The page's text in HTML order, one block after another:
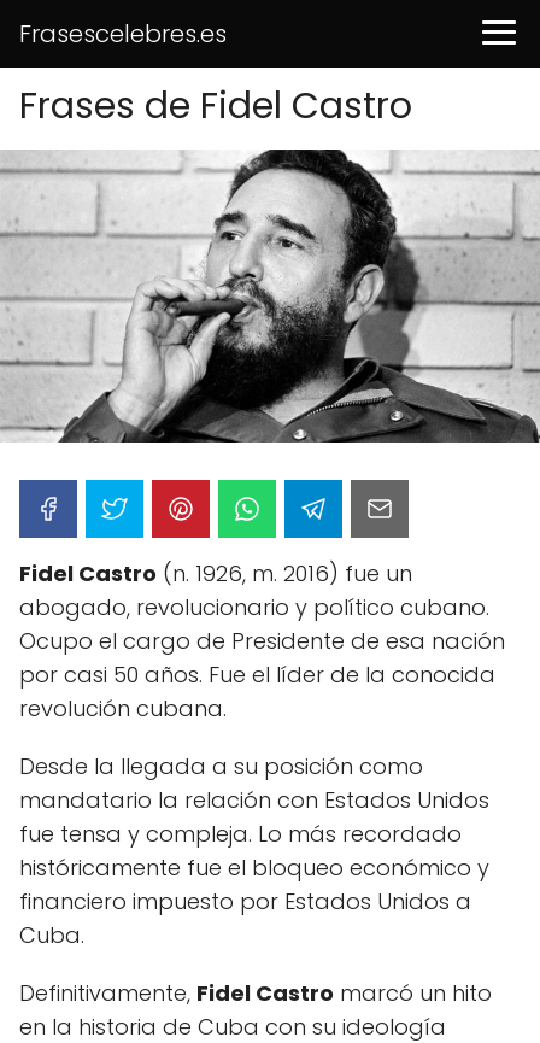
Frasescelebres.es
Frases de Fidel Castro
Fidel Castro (n. 1926, m. 2016) fue un
abogado, revolucionario y político cubano.
Ocupo el cargo de Presidente de esa nación
por casi 50 años. Fue el líder de la conocida
revolución cubana.
Desde la llegada a su posición como
mandatario la relación con Estados Unidos
fue tensa y compleja. Lo más recordado
históricamente fue el bloqueo económico y
financiero impuesto por Estados Unidos a
Cuba.
Definitivamente, Fidel Castro marcó un hito
en la historia de Cuba con su ideología